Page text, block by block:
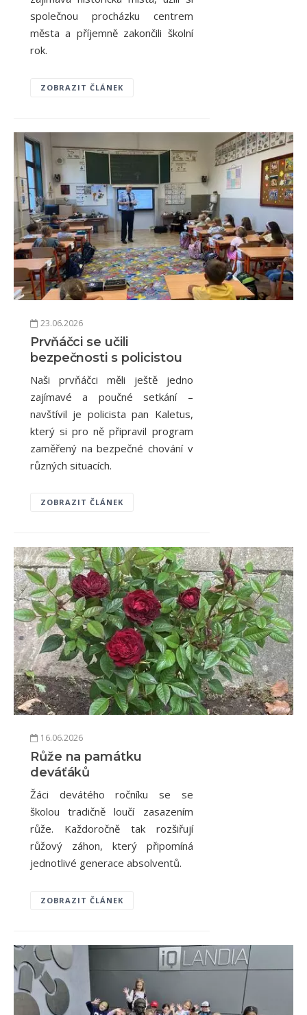
společnou procházku centrem
města a příjemně zakončili školní
rok.
ZOBRAZIT ČLÁNEK
23.06.2026
Prvňáčci se učili
bezpečnosti s policistou
Naši prvňáčci měli ještě jedno
zajímavé a poučné setkání –
navštívil je policista pan Kaletus,
který si pro ně připravil program
zaměřený na bezpečné chování v
různých situacích.
ZOBRAZIT ČLÁNEK
16.06.2026
Růže na památku
deváťáků
Žáci devátého ročníku se se
školou tradičně loučí zasazením
růže. Každoročně tak rozšiřují
růžový záhon, který připomíná
jednotlivé generace absolventů.
ZOBRAZIT ČLÁNEK